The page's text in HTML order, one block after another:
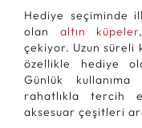
Hediye seçiminde
olan altın küpeler
çekiyor. Uzun süreli
özellikle hediye
Günlük
rahatlıkla tercih
aksesuar çeşitleri